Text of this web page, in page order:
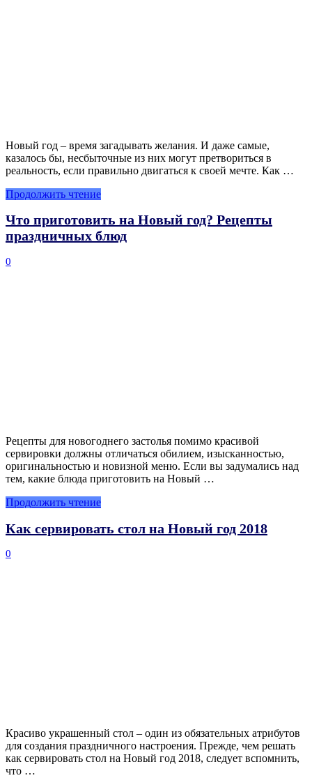
Новый год – время загадывать желания. И даже самые,
казалось бы, несбыточные из них могут претвориться в
реальность, если правильно двигаться к своей мечте. Как …
Продолжить чтение
Что приготовить на Новый год? Рецепты
праздничных блюд
0
Рецепты для новогоднего застолья помимо красивой
сервировки должны отличаться обилием, изысканностью,
оригинальностью и новизной меню. Если вы задумались над
тем, какие блюда приготовить на Новый …
Продолжить чтение
Как сервировать стол на Новый год 2018
0
Красиво украшенный стол – один из обязательных атрибутов
для создания праздничного настроения. Прежде, чем решать
как сервировать стол на Новый год 2018, следует вспомнить,
что …